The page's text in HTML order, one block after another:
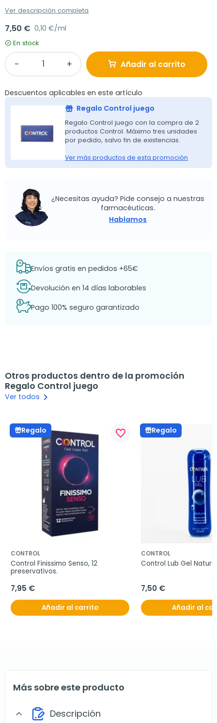
Ver descripción completa
7,50 € 0,10 €/ml
En stock
Añadir al carrito
Descuentos aplicables en este artículo
Regalo Control juego
Regalo Control juego con la compra de 2
productos Control. Máximo tres unidades
por pedido, salvo fin de existencias.
Ver más productos de esta promoción
¿Necesitas ayuda? Pide consejo a nuestras
farmacéuticas.
Hablamos
Envíos gratis en pedidos +65€
Devolución en 14 días laborables
Pago 100% seguro garantizado
Otros productos dentro de la promoción
Regalo Control juego
Ver todos keyboard_arrow_right
Regalo favorite_border
CONTROL
Control Finissimo Senso, 12
preservativos.
7,95 €
Añadir al carrito
Regalo
CONTROL
Control Lub Gel
7,50 €
Añadir al
Más sobre este producto
expand_more Descripción